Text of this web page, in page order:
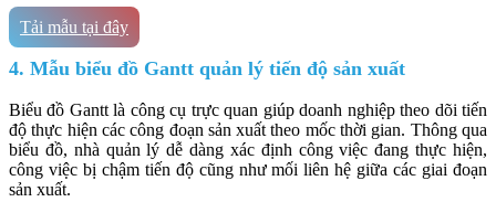
Tải mẫu tại đây
4. Mẫu biểu đồ Gantt quản lý tiến độ sản xuất
Biểu đồ Gantt là công cụ trực quan giúp doanh nghiệp theo dõi tiến
độ thực hiện các công đoạn sản xuất theo mốc thời gian. Thông qua
biểu đồ, nhà quản lý dễ dàng xác định công việc đang thực hiện,
công việc bị chậm tiến độ cũng như mối liên hệ giữa các giai đoạn
sản xuất.